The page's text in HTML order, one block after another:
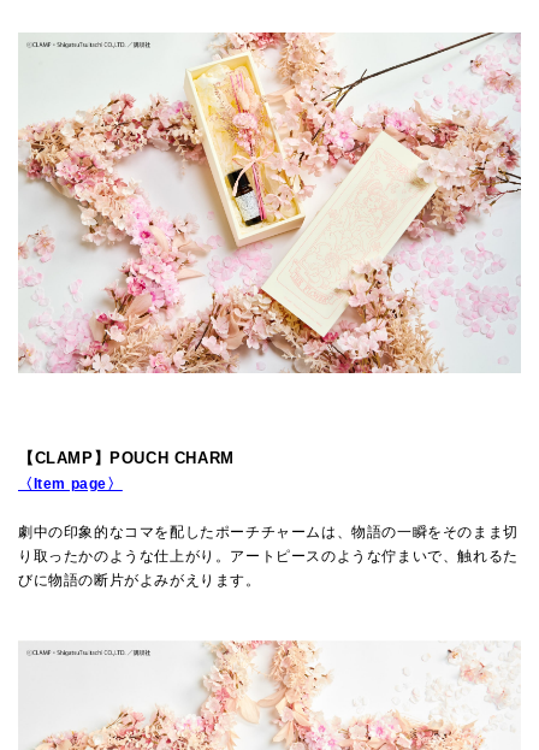
【CLAMP】POUCH CHARM
〈Item page〉
劇中の印象的なコマを配したポーチチャームは、物語の一瞬をそのまま切
り取ったかのような仕上がり。アートピースのような佇まいで、触れるた
びに物語の断片がよみがえります。